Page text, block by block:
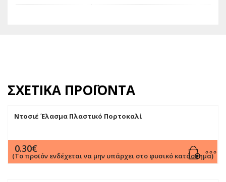
ΣΧΕΤΙΚΆ ΠΡΟΪΌΝΤΑ
Ντοσιέ Έλασμα Πλαστικό Πορτοκαλί
0.30€
(Το προϊόν ενδέχεται να μην υπάρχει στο φυσικό κατάστημα)